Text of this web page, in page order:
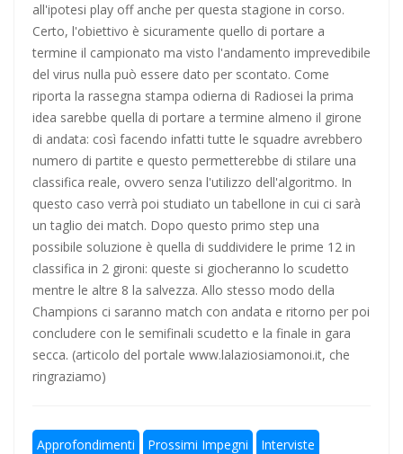
Escursionismo, Lazio sul pezzo anche in questa estate
torrida
Calcio a 5, un gradito ritorno: Serapiglia
all'ipotesi play off anche per questa stagione in corso.
Certo, l'obiettivo è sicuramente quello di portare a
termine il campionato ma visto l'andamento imprevedibile
del virus nulla può essere dato per scontato. Come
riporta la rassegna stampa odierna di Radiosei la prima
idea sarebbe quella di portare a termine almeno il girone
di andata: così facendo infatti tutte le squadre avrebbero
numero di partite e questo permetterebbe di stilare una
classifica reale, ovvero senza l'utilizzo dell'algoritmo. In
questo caso verrà poi studiato un tabellone in cui ci sarà
un taglio dei match. Dopo questo primo step una
possibile soluzione è quella di suddividere le prime 12 in
classifica in 2 gironi: queste si giocheranno lo scudetto
mentre le altre 8 la salvezza. Allo stesso modo della
Champions ci saranno match con andata e ritorno per poi
concludere con le semifinali scudetto e la finale in gara
secca. (articolo del portale www.lalaziosiamonoi.it, che
ringraziamo)
Approfondimenti Prossimi Impegni Interviste